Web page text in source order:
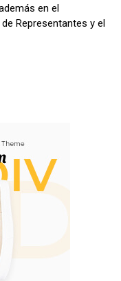
en el
Representantes y el